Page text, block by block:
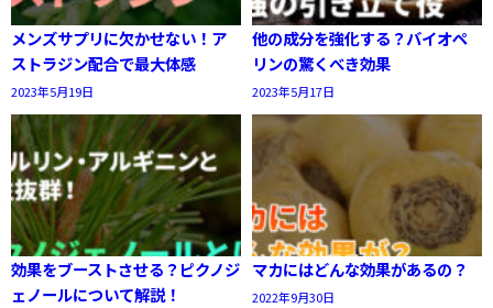
メンズサプリに欠かせない！ア
ストラジン配合で最大体感
2023年5月19日
他の成分を強化する？バイオペ
リンの驚くべき効果
2023年5月17日
効果をブーストさせる？ピクノジ
ェノールについて解説！
マカにはどんな効果があるの？
2022年9月30日